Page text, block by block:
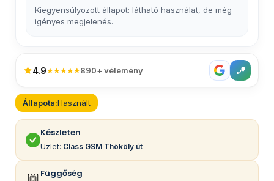
Kiegyensúlyozott állapot: látható használat, de még
igényes megjelenés.
4.9★★★★★890+ vélemény
Állapota:Használt
Készleten
Üzlet: Class GSM Thököly út
Függőség